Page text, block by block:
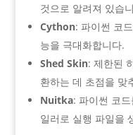
것으로 알려져 있습
Cython: 파이썬 코
능을 극대화합니다.
Shed Skin: 제한된
환하는 데 초점을 맞
Nuitka: 파이썬 코
일러로 실행 파일을